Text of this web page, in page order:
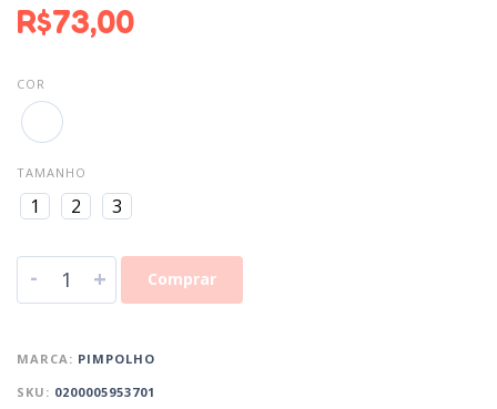
R$73,00
COR
TAMANHO
1 2 3
- + Comprar
MARCA: PIMPOLHO
SKU: 0200005953701